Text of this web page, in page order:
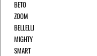
BETO
ZOOM
BELLELLI
MIGHTY
SMART